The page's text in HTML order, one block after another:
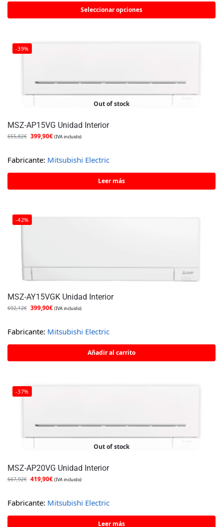
Seleccionar opciones
-39%
Out of stock
MSZ-AP15VG Unidad Interior
655,82€ 399,90€ (IVA incluido)
Fabricante: Mitsubishi Electric
Leer más
-42%
MSZ-AY15VGK Unidad Interior
692,12€ 399,90€ (IVA incluido)
Fabricante: Mitsubishi Electric
Añadir al carrito
-37%
Out of stock
MSZ-AP20VG Unidad Interior
667,92€ 419,90€ (IVA incluido)
Fabricante: Mitsubishi Electric
Leer más